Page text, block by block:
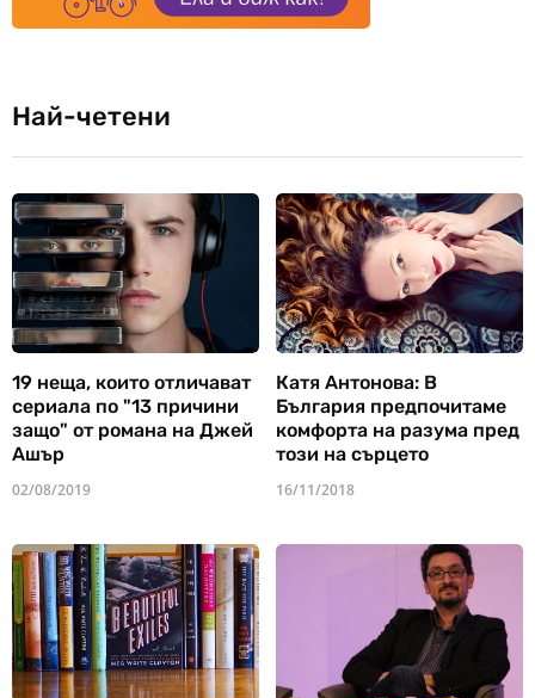
Най-четени
19 неща, които отличават
сериала по "13 причини
защо" от романа на Джей
Ашър
02/08/2019
Катя Антонова: В
България предпочитаме
комфорта на разума пред
този на сърцето
16/11/2018